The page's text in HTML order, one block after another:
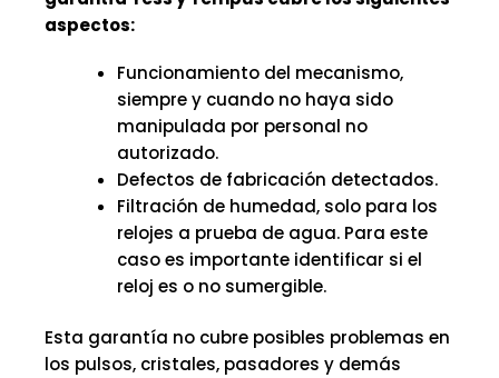
aspectos:
Funcionamiento del mecanismo,
siempre y cuando no haya sido
manipulada por personal no
autorizado.
Defectos de fabricación detectados.
Filtración de humedad, solo para los
relojes a prueba de agua. Para este
caso es importante identificar si el
reloj es o no sumergible.
Esta garantía no cubre posibles problemas en
los pulsos, cristales, pasadores y demás